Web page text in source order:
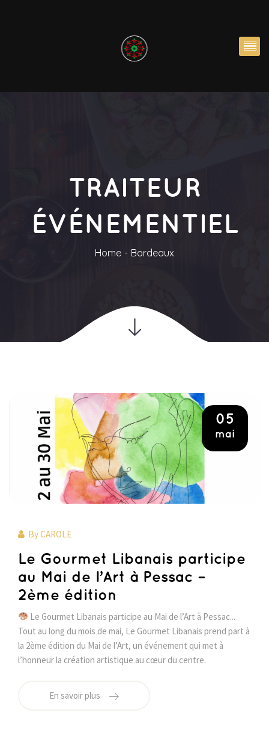
TRAITEUR
ÉVÉNEMENTIEL
Home Bordeaux
05
mai
ByCAROLE
Le Gourmet Libanais participe
au Mai de l’Art à Pessac –
2ème édition
Le Gourmet Libanais participe au Mai de l’Art à Pessac...
Tout au long du mois de mai, Le Gourmet Libanais prend part à
la 2ème édition du Mai de l’Art, un événement qui met à
l’honneur la création artistique au cœur du centre.
En savoir plus